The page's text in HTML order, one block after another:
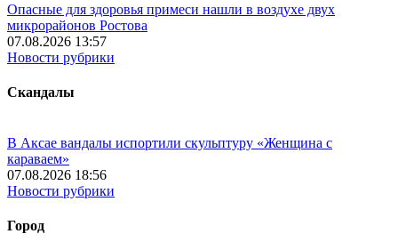
Опасные для здоровья примеси нашли в воздухе двух
микрорайонов Ростова
07.08.2026 13:57
Новости рубрики
Скандалы
В Аксае вандалы испортили скульптуру «Женщина с
караваем»
07.08.2026 18:56
Новости рубрики
Город